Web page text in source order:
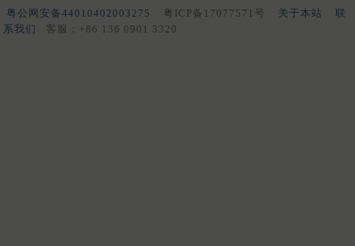
粤公网安备44010402003275 粤ICP备17077571号 关于本站
联
系我们
客服：+86 136 0901 3320